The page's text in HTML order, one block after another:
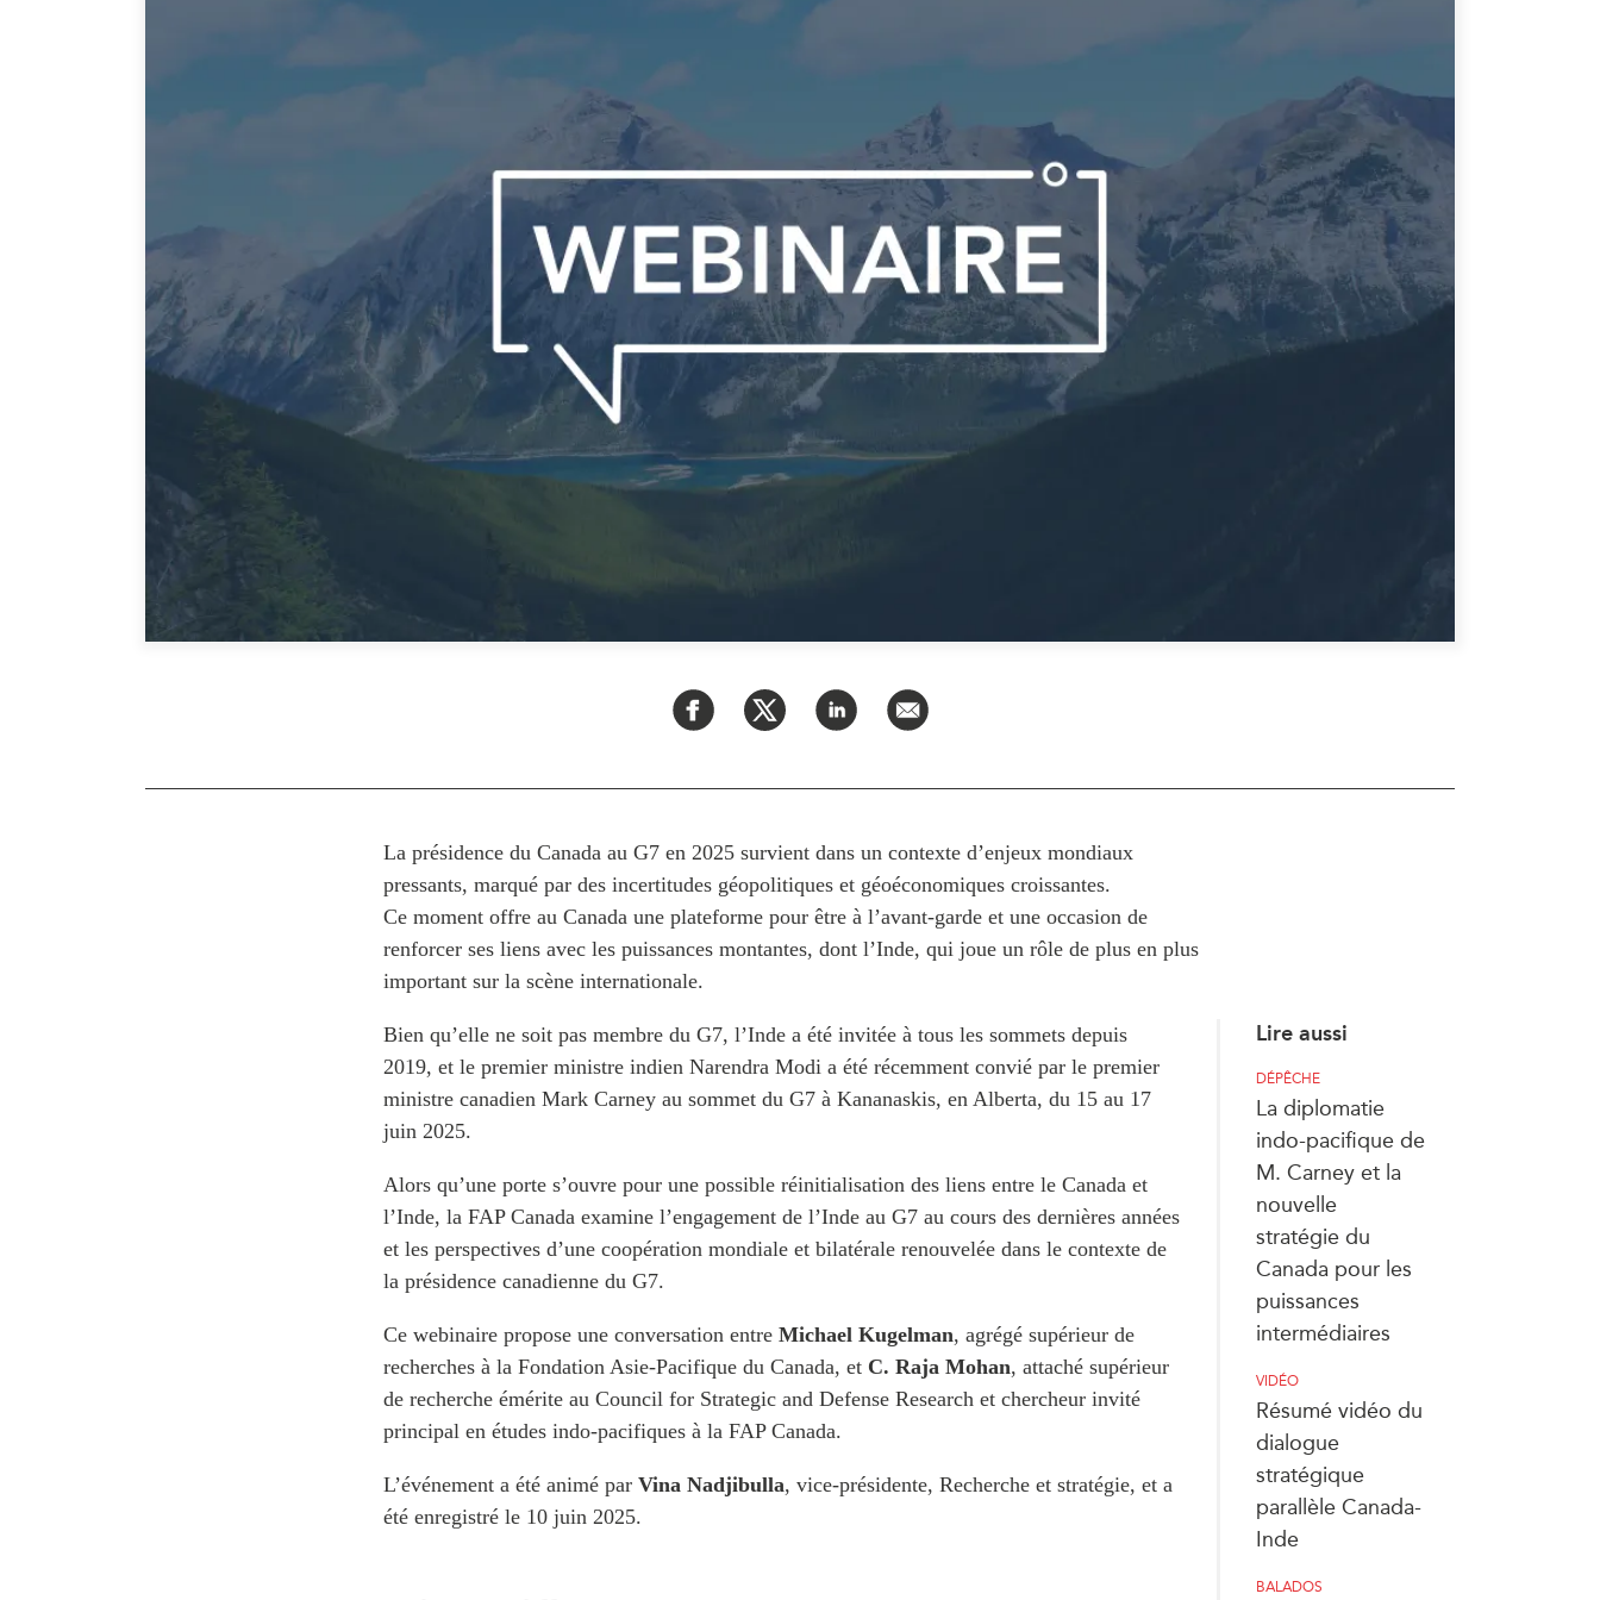
Centre sur les minéraux critiques
Missions commerciales féminines
Le Partenariat APEC-Canada pour
la croissance des entreprises
i-LEAD
Partenaires institutionnels
Virtual
CCEA
Dépêches
Rapports et notes de synthèse
Réflexions stratégiques
Explications
Études de cas
Sondages
Séries spéciales
Pleins feux
La présidence du Canada au G7 en 2025 survient dans un contexte d’enjeux mondiaux
pressants, marqué par des incertitudes géopolitiques et géoéconomiques croissantes.
Ce moment offre au Canada une plateforme pour être à l’avant-garde et une occasion de
renforcer ses liens avec les puissances montantes, dont l’Inde, qui joue un rôle de plus en plus
important sur la scène internationale.
Lire aussi
DÉPÊCHE
La diplomatie
indo-pacifique de
M. Carney et la
nouvelle
stratégie du
Canada pour les
puissances
intermédiaires
VIDÉO
Résumé vidéo du
dialogue
stratégique
parallèle Canada-
Inde
BALADOS
Bien qu’elle ne soit pas membre du G7, l’Inde a été invitée à tous les sommets depuis
2019, et le premier ministre indien Narendra Modi a été récemment convié par le premier
ministre canadien Mark Carney au sommet du G7 à Kananaskis, en Alberta, du 15 au 17
juin 2025.
Alors qu’une porte s’ouvre pour une possible réinitialisation des liens entre le Canada et
l’Inde, la FAP Canada examine l’engagement de l’Inde au G7 au cours des dernières années
et les perspectives d’une coopération mondiale et bilatérale renouvelée dans le contexte de
la présidence canadienne du G7.
Ce webinaire propose une conversation entre Michael Kugelman, agrégé supérieur de
recherches à la Fondation Asie-Pacifique du Canada, et C. Raja Mohan, attaché supérieur
de recherche émérite au Council for Strategic and Defense Research et chercheur invité
principal en études indo-pacifiques à la FAP Canada.
L’événement a été animé par Vina Nadjibulla, vice-présidente, Recherche et stratégie, et a
été enregistré le 10 juin 2025.